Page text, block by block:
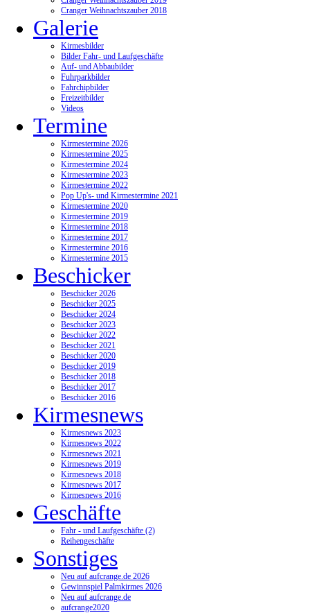
Cranger Weihnachtszauber 2018
Galerie
Kirmesbilder
Bilder Fahr- und Laufgeschäfte
Auf- und Abbaubilder
Fuhrparkbilder
Fahrchipbilder
Freizeitbilder
Videos
Termine
Kirmestermine 2026
Kirmestermine 2025
Kirmestermine 2024
Kirmestermine 2023
Kirmestermine 2022
Pop Up's- und Kirmestermine 2021
Kirmestermine 2020
Kirmestermine 2019
Kirmestermine 2018
Kirmestermine 2017
Kirmestermine 2016
Kirmestermine 2015
Beschicker
Beschicker 2026
Beschicker 2025
Beschicker 2024
Beschicker 2023
Beschicker 2022
Beschicker 2021
Beschicker 2020
Beschicker 2019
Beschicker 2018
Beschicker 2017
Beschicker 2016
Kirmesnews
Kirmesnews 2023
Kirmesnews 2022
Kirmesnews 2021
Kirmesnews 2019
Kirmesnews 2018
Kirmesnews 2017
Kirmesnews 2016
Geschäfte
Fahr - und Laufgeschäfte (2)
Reihengeschäfte
Sonstiges
Neu auf aufcrange.de 2026
Gewinnspiel Palmkirmes 2026
Neu auf aufcrange.de
aufcrange2020